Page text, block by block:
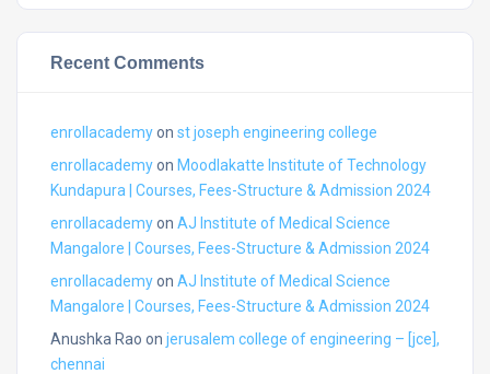
Recent Comments
enrollacademyon st joseph engineering college
enrollacademyon Moodlakatte Institute of Technology
Kundapura | Courses, Fees-Structure & Admission 2024
enrollacademyon AJ Institute of Medical Science
Mangalore | Courses, Fees-Structure & Admission 2024
enrollacademyon AJ Institute of Medical Science
Mangalore | Courses, Fees-Structure & Admission 2024
Anushka Rao on jerusalem college of engineering – [jce],
chennai